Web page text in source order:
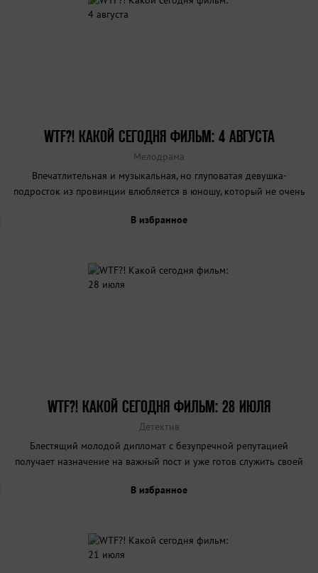
WTF?! КАКОЙ СЕГОДНЯ ФИЛЬМ: 4 АВГУСТА
Мелодрама
Впечатлительная и музыкальная, но глуповатая девушка-
подросток из провинции влюбляется в юношу, который не очень
В избранное
WTF?! КАКОЙ СЕГОДНЯ ФИЛЬМ: 28 ИЮЛЯ
Детектив
Блестящий молодой дипломат с безупречной репутацией
получает назначение на важный пост и уже готов служить своей
группе специально обученных психоаналитиков.
В избранное